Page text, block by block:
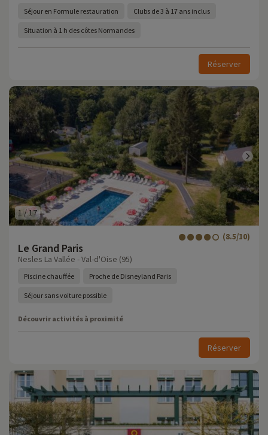
Séjour en Formule restauration Clubs de 3 à 17 ans inclus
Situation à 1 h des côtes Normandes
Réserver
1 /17
Le Grand Paris
(8.5/10)
Nesles La Vallée - Val-d'Oise (95)
Piscine chauffée Proche de Disneyland Paris
Séjour sans voiture possible
Découvrir activités à proximité
Réserver